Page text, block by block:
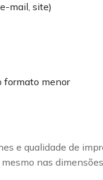
mail, site)
formato menor
e qualidade de
nas